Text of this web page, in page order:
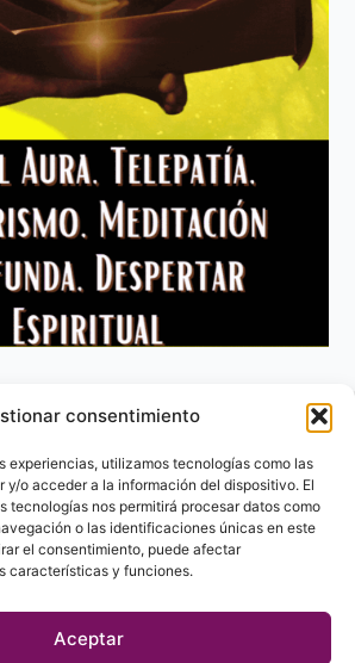
consentimiento
experiencias, utilizamos tecnologías como las
y/o acceder a la información del dispositivo. El
tecnologías nos permitirá procesar datos como
o las identificaciones únicas en este
el consentimiento, puede afectar
características y funciones.
Aceptar
Aviso Legal
Política de privacidad
Política de Cookies
Contacto